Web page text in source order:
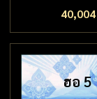
40,004
ฮอ 5